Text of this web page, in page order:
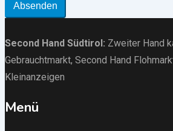
Absenden
Second Hand Südtirol : Zweiter Hand
Gebrauchtmarkt, Second Hand
Kleinanzeigen
Menü